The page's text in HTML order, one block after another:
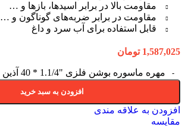
مقاومت بالا در برابر اسیدها، بازها و …
مقاومت در برابر ضربه‌های گوناگون و …
قابل استفاده برای آب سرد و داغ
1,587,025 تومان
مهره ماسوره بوشن فلزی "1.1/4 * 40 آذین عدد
افزودن به سبد خرید
افزودن به علاقه مندی
مقایسه